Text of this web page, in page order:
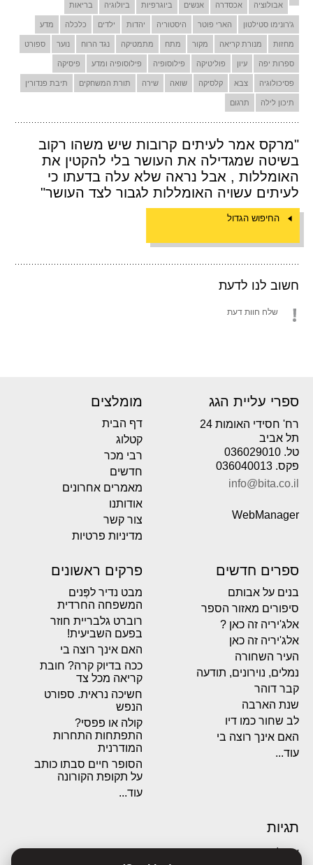
אבולוציה אכסדרה אנשים ביוגרפיות ביולוגיה בריאות
ג'רונימו סטילטון הארי פוטר היסטוריה יהדות ילדים כלכלה מדע
מחזות מנורת קריאה מקור מתח מתמטיקה נגד הרוח נוער ספורט
ספרות יפה עיון פוליטיקה פילוסופיה פילוסופיה ומדע פיסיקה
פסיכולוגיה צבא קלסיקה שואה שירה תורת המשחקים תיבת פנדורין
תיכון לילה תרגום
"מרקס אמר לעיתים קרובות שיש משהו רקוב
בשיטה שמגדילה את העושר בלי להקטין את
האומללות , אבל נראה שלא עלה בדעתו כי
לעיתים עשויה האומללות לגבור לצד העושר"
החיפוש הגדול
חשוב לנו לדעת
שלח חוות דעת
ספרי עליית הגג
רח' חסידי האומות 24
תל אביב
טל. 036029010
פקס. 036040013
info@bita.co.il
WebManager
מומלצים
דף הבית
קטלוג
רבי מכר
חדשים
מאמרים אחרונים
אודותנו
צור קשר
מדיניות פרטיות
ספרים חדשים
בנים על אבותם
סיפורים מאזור הספר
אלג'יריה זה כאן ?
אלג'יריה זה כאן
העיר השחורה
נמלים, נוירונים, תודעה
קבר דוהר
שנת הארבה
לב שחור כמו דיו
האם אינך רוצה בי
עוד...
פרקים ראשונים
מבט נדיר לפְּנים
המשפחה החרדית
רוברט גלבריית חוזר
בפעם השביעית!
האם אינך רוצה בי
ככה בדיוק קרה? חובת
קריאה מכל צד
חשיכה נראית. ספורט
הנפש
קולה או פפסי?
התפתחות התחרות
המודרנית
הסופר חיים סבתו כותב
על תקופת הקורונה
עוד...
תגיות
אבולוציה